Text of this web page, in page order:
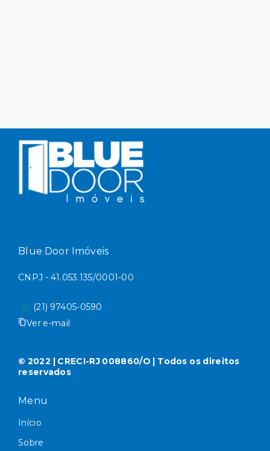
Blue Door Imóveis
CNPJ - 41.053.135/0001-00
(21) 97405-0590
Ver e-mail
© 2022 | CRECI-RJ 008860/O | Todos os direitos
reservados
Menu
Início
Sobre